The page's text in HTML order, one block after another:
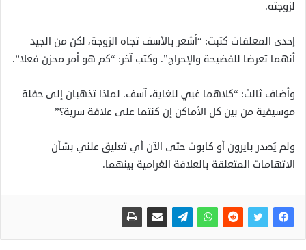
لزوجته.
إحدى المعلقات كتبت: “أشعر بالأسف تجاه الزوجة، لكن من الجيد
أنهما تعرضا للفضيحة والإحراج”. وكتب آخر: “كم هو أمر محزن فعلا”.
وأضاف ثالث: “كلاهما غبي للغاية، آسف. لماذا تذهبان إلى حفلة
موسيقية من بين كل الأماكن إن كنتما على علاقة سرية؟”
ولم يُصدر بايرون أو كابوت حتى الآن أي تعليق علني بشأن
الاتهامات المتعلقة بالعلاقة الغرامية بينهما.